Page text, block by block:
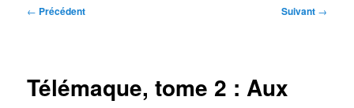
Navigation
← Précédent Suivant →
Télémaque, tome 2 : Aux